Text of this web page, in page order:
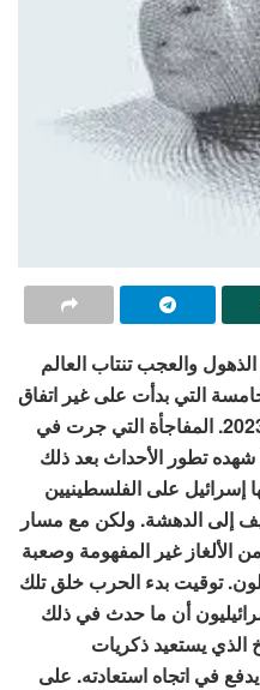
والعجب تنتاب العالم
التي بدأت على غير اتفاق
ابتداءً من 7 أكتوبر (تشرين الأول) 2023. المفاجأة التي جرت في
شهده تطور الأحداث بعد ذلك
على الفلسطينيين
إلى الدهشة. ولكن مع مسار
الألغاز غير المفهومة وصعبة
توقيت بدء الحرب خلق تلك
أن ما حدث في ذلك
الذي يستعيد ذكريات
في اتجاه استعادته. على